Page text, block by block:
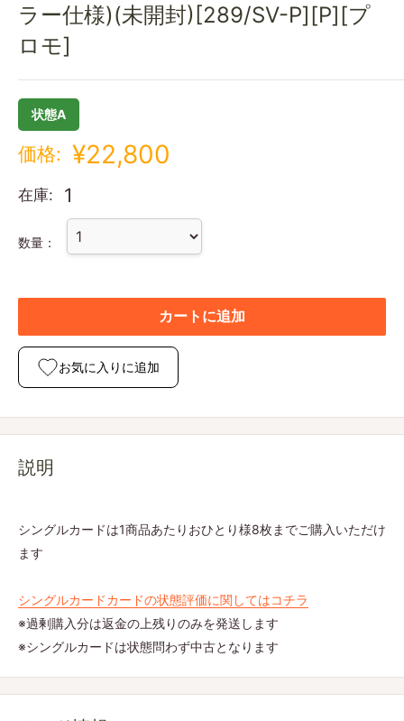
ラー仕様)(未開封)[289/SV-P][P][プ
ロモ]
状態A
価格: ¥22,800
在庫: 1
数量：
カートに追加
お気に入りに追加
説明
シングルカードは1商品あたりおひとり様8枚までご購入いただけ
ます
シングルカードカードの状態評価に関してはコチラ
※過剰購入分は返金の上残りのみを発送します
※シングルカードは状態問わず中古となります